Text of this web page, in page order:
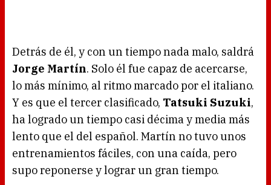
Detrás de él, y con un tiempo nada malo, saldrá
Jorge Martín. Solo él fue capaz de acercarse,
lo más mínimo, al ritmo marcado por el italiano.
Y es que el tercer clasificado, Tatsuki Suzuki,
ha logrado un tiempo casi décima y media más
lento que el del español. Martín no tuvo unos
entrenamientos fáciles, con una caída, pero
supo reponerse y lograr un gran tiempo.